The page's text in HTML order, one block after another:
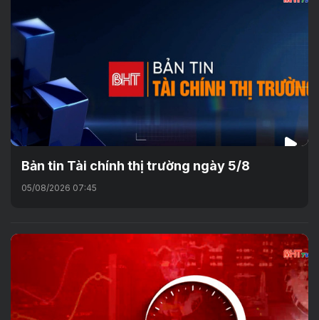
Bản tin Tài chính thị trường ngày 5/8
05/08/2026 07:45